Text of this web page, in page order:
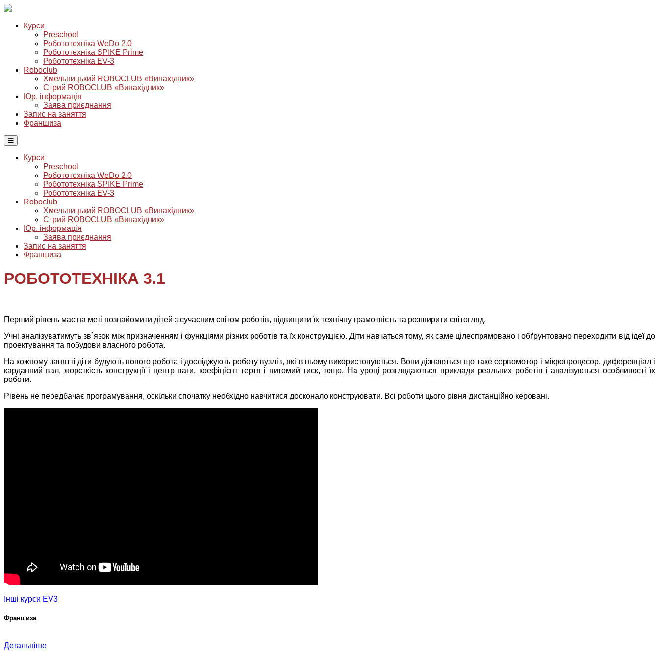
Курси
Preschool
Робототехніка WeDo 2.0
Робототехніка SPIKE Prime
Робототехніка EV-3
Roboclub
Хмельницький ROBOCLUB «Винахідник»
Стрий ROBOCLUB «Винахідник»
Юр. інформація
Заява приєднання
Запис на заняття
Франшиза
Курси
Preschool
Робототехніка WeDo 2.0
Робототехніка SPIKE Prime
Робототехніка EV-3
Roboclub
Хмельницький ROBOCLUB «Винахідник»
Стрий ROBOCLUB «Винахідник»
Юр. інформація
Заява приєднання
Запис на заняття
Франшиза
РОБОТОТЕХНІКА 3.1
Перший рівень має на меті познайомити дітей з сучасним світом роботів, підвищити їх технічну грамотність та розширити світогляд.
Учні аналізуватимуть зв`язок між призначенням і функціями різних роботів та їх конструкцією. Діти навчаться тому, як саме цілеспрямовано і обґрунтовано переходити від ідеї до
проектування та побудови власного робота.
На кожному занятті діти будують нового робота і досліджують роботу вузлів, які в ньому використовуються. Вони дізнаються що таке сервомотор і мікропроцесор, диференціал і
карданний вал, жорсткість конструкції і центр ваги, коефіцієнт тертя і питомий тиск, тощо. На уроці розглядаються приклади реальних роботів і аналізуються особливості їх
роботи.
Рівень не передбачає програмування, оскільки спочатку необхідно навчитися досконало конструювати. Всі роботи цього рівня дистанційно керовані.
Інші курси EV3
Франшиза
Детальніше